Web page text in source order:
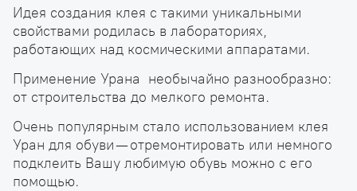
Идея создания клея с такими уникальными
свойствами родилась в лабораториях,
работающих над космическими аппаратами.
Применение Урана необычайно разнообразно:
от строительства до мелкого ремонта.
Очень популярным стало использованием клея
Уран для обуви — отремонтировать или немного
подклеить Вашу любимую обувь можно с его
помощью.